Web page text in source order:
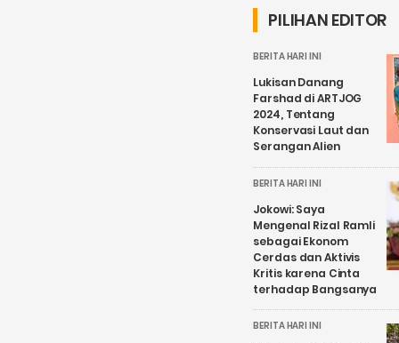
PILIHAN EDITOR
BERITA HARI INI
Lukisan Danang
Farshad di ARTJOG
2024, Tentang
Konservasi Laut dan
Serangan Alien
BERITA HARI INI
Jokowi: Saya
Mengenal Rizal Ramli
sebagai Ekonom
Cerdas dan Aktivis
Kritis karena Cinta
terhadap Bangsanya
BERITA HARI INI